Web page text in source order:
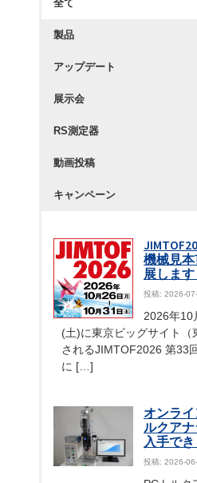
全て
製品
アップデート
展示会
RS測定器
動画投稿
キャンペーン
機械見本
展します
投稿: 2026-
2026年10
(土)に東京ビッグサイト
されるJIMTOF2026 第33
に […]
オンラ
ルクアナ
入手でき
投稿: 2026-